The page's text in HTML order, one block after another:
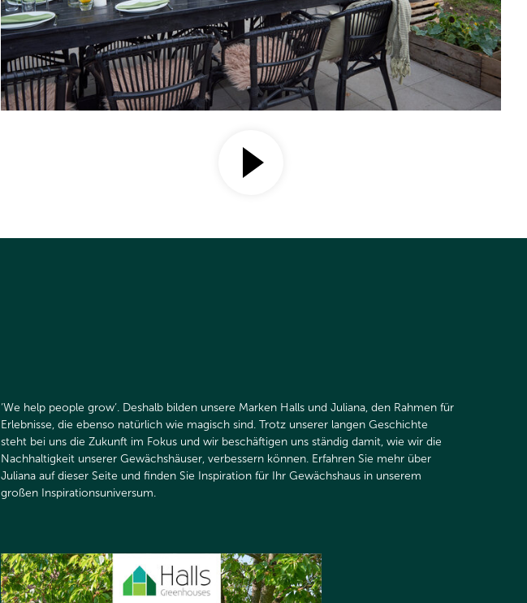
‘We help people grow‘. Deshalb bilden unsere Marken Halls und Juliana, den Rahmen für
Erlebnisse, die ebenso natürlich wie magisch sind. Trotz unserer langen Geschichte
steht bei uns die Zukunft im Fokus und wir beschäftigen uns ständig damit, wie wir die
Nachhaltigkeit unserer Gewächshäuser, verbessern können. Erfahren Sie mehr über
Juliana auf dieser Seite und finden Sie Inspiration für Ihr Gewächshaus in unserem
großen Inspirationsuniversum.​​​​​​​